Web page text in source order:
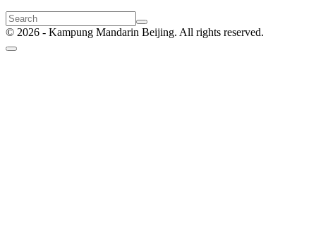
© 2026 - Kampung Mandarin Beijing. All rights reserved.